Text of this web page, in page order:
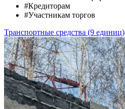
#Кредиторам
#Участникам торгов
Транспортные средства (9 единиц)